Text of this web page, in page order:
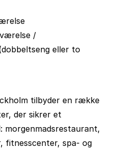
/
eller to
tilbyder en række
der sikrer et
morgenmadsrestaurant,
fitnesscenter, spa- og